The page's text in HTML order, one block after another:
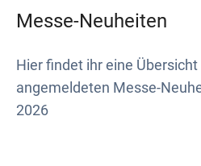
Messe-Neuheiten
Hier findet ihr eine Übersicht
angemeldeten Messe-
2026